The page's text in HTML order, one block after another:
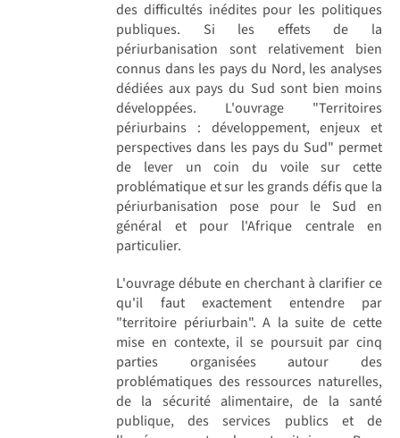
des difficultés inédites pour les politiques
publiques. Si les effets de la
périurbanisation sont relativement bien
connus dans les pays du Nord, les analyses
dédiées aux pays du Sud sont bien moins
développées. L'ouvrage "Territoires
périurbains : développement, enjeux et
perspectives dans les pays du Sud" permet
de lever un coin du voile sur cette
problématique et sur les grands défis que la
périurbanisation pose pour le Sud en
général et pour l'Afrique centrale en
particulier.
L'ouvrage débute en cherchant à clarifier ce
qu'il faut exactement entendre par
"territoire périurbain". A la suite de cette
mise en contexte, il se poursuit par cinq
parties organisées autour des
problématiques des ressources naturelles,
de la sécurité alimentaire, de la santé
publique, des services publics et de